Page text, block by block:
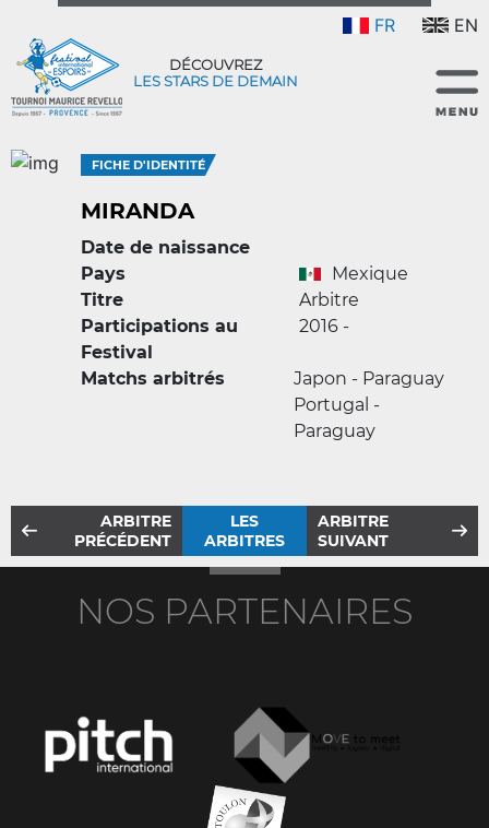
FR EN
DÉCOUVREZ
LES STARS DE DEMAIN
FICHE D'IDENTITÉ
MIRANDA
Date de naissance
Pays
Mexique
Titre
Arbitre
Participations au
Festival
2016 -
Matchs arbitrés
Japon - Paraguay
Portugal -
Paraguay
ARBITRE
PRÉCÉDENT
LES
ARBITRES
ARBITRE
SUIVANT
NOS PARTENAIRES